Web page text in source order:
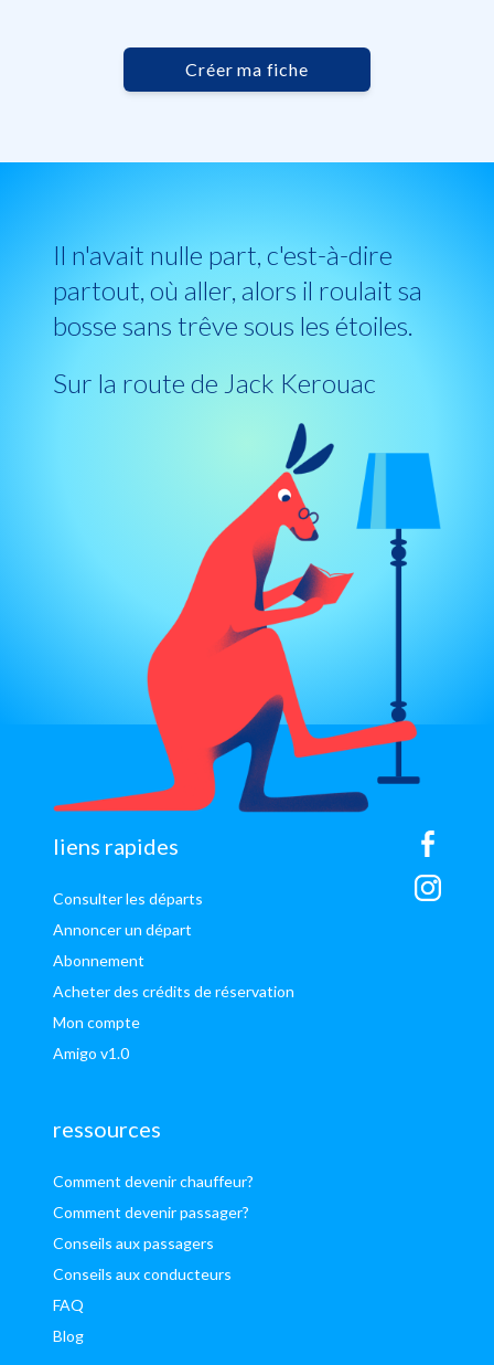
Créer ma fiche
Il n'avait nulle part, c'est-à-dire
partout, où aller, alors il roulait sa
bosse sans trêve sous les étoiles.
Sur la route de Jack Kerouac
sitemap
liens rapides
Consulter les départs
Annoncer un départ
Abonnement
Acheter des crédits de réservation
Mon compte
Amigo v1.0
ressources
Comment devenir chauffeur?
Comment devenir passager?
Conseils aux passagers
Conseils aux conducteurs
FAQ
Blog